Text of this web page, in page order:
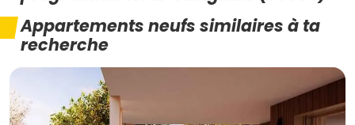
Appartements neufs similaires à ta
recherche